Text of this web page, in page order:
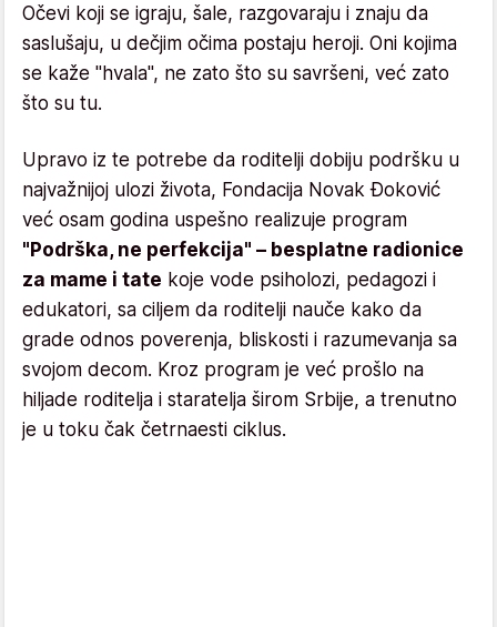
Očevi koji se igraju, šale, razgovaraju i znaju da
saslušaju, u dečjim očima postaju heroji. Oni kojima
se kaže "hvala", ne zato što su savršeni, već zato
što su tu.
Upravo iz te potrebe da roditelji dobiju podršku u
najvažnijoj ulozi života, Fondacija Novak Đoković
već osam godina uspešno realizuje program
"Podrška, ne perfekcija" – besplatne radionice
za mame i tate koje vode psiholozi, pedagozi i
edukatori, sa ciljem da roditelji nauče kako da
grade odnos poverenja, bliskosti i razumevanja sa
svojom decom. Kroz program je već prošlo na
hiljade roditelja i staratelja širom Srbije, a trenutno
je u toku čak četrnaesti ciklus.